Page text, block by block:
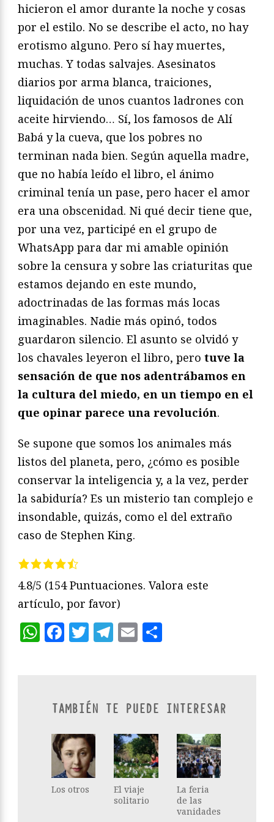
hicieron el amor durante la noche y cosas
por el estilo. No se describe el acto, no hay
erotismo alguno. Pero sí hay muertes,
muchas. Y todas salvajes. Asesinatos
diarios por arma blanca, traiciones,
liquidación de unos cuantos ladrones con
aceite hirviendo… Sí, los famosos de Alí
Babá y la cueva, que los pobres no
terminan nada bien. Según aquella madre,
que no había leído el libro, el ánimo
criminal tenía un pase, pero hacer el amor
era una obscenidad. Ni qué decir tiene que,
por una vez, participé en el grupo de
WhatsApp para dar mi amable opinión
sobre la censura y sobre las criaturitas que
estamos dejando en este mundo,
adoctrinadas de las formas más locas
imaginables. Nadie más opinó, todos
guardaron silencio. El asunto se olvidó y
los chavales leyeron el libro, pero tuve la
sensación de que nos adentrábamos en
la cultura del miedo, en un tiempo en el
que opinar parece una revolución.
Se supone que somos los animales más
listos del planeta, pero, ¿cómo es posible
conservar la inteligencia y, a la vez, perder
la sabiduría? Es un misterio tan complejo e
insondable, quizás, como el del extraño
caso de Stephen King.
4.8/5 (154 Puntuaciones. Valora este
artículo, por favor)
WhatsApp
Facebook
Twitter
Telegram
Email
TAMBIÉN TE PUEDE INTERESAR
Los otros
El viaje
solitario
La feria
de las
vanidades